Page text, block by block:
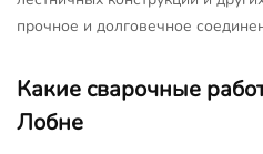
прочное и долговечное
Какие сварочные
Лобне